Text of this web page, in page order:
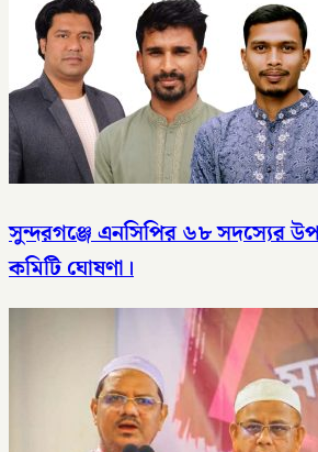
সুন্দরগঞ্জে এনসিপির ৬৮ সদস্যের
কমিটি ঘোষণা।